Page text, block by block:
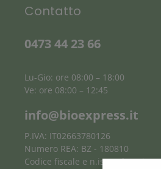
Contatto
0473 44 23 66
Lu-Gio: ore 08:00 – 18:00
Ve: ore 08:00 – 12:45
info@bioexpress.it
P.IVA: IT02663780126
Numero REA: BZ - 180810
Codice fiscale e n.iscr. al Registro